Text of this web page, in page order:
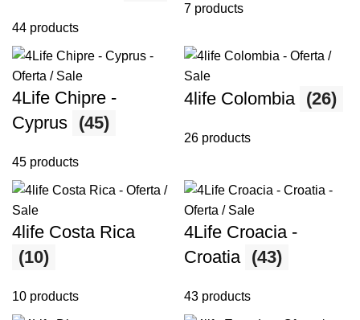
44 products
7 products
4Life Chipre -
Cyprus (45)
45 products
4life Colombia (26)
26 products
4life Costa Rica
(10)
10 products
4Life Croacia -
Croatia (43)
43 products